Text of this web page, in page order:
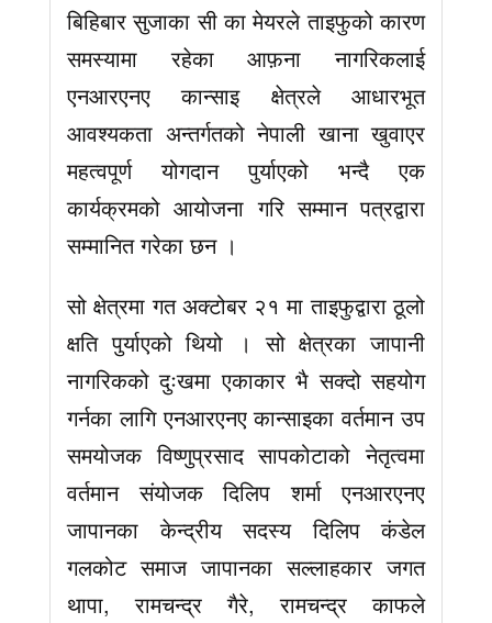
बिहिबार सुजाका सी का मेयरले ताइफुको कारण
समस्यामा रहेका आफ़ना नागरिकलाई
एनआरएनए कान्साइ क्षेत्रले आधारभूत
आवश्यकता अन्तर्गतको नेपाली खाना खुवाएर
महत्वपूर्ण योगदान पुर्याएको भन्दै एक
कार्यक्रमको आयोजना गरि सम्मान पत्रद्वारा
सम्मानित गरेका छन ।
सो क्षेत्रमा गत अक्टोबर २१ मा ताइफुद्वारा ठूलो
क्षति पुर्याएको थियो । सो क्षेत्रका जापानी
नागरिकको दुःखमा एकाकार भै सक्दो सहयोग
गर्नका लागि एनआरएनए कान्साइका वर्तमान उप
समयोजक विष्णुप्रसाद सापकोटाको नेतृत्वमा
वर्तमान संयोजक दिलिप शर्मा एनआरएनए
जापानका केन्द्रीय सदस्य दिलिप कंडेल
गलकोट समाज जापानका सल्लाहकार जगत
थापा, रामचन्द्र गैरे, रामचन्द्र काफले